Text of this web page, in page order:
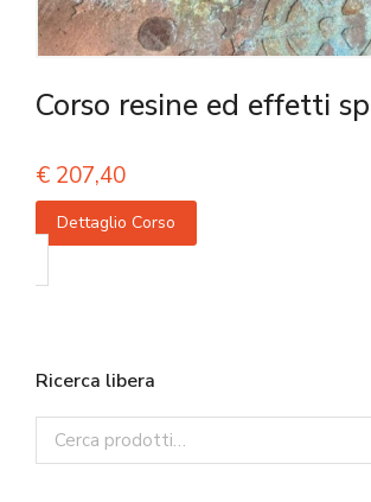
Corso resine ed effetti
€ 207,40
Dettaglio Corso
Ricerca libera